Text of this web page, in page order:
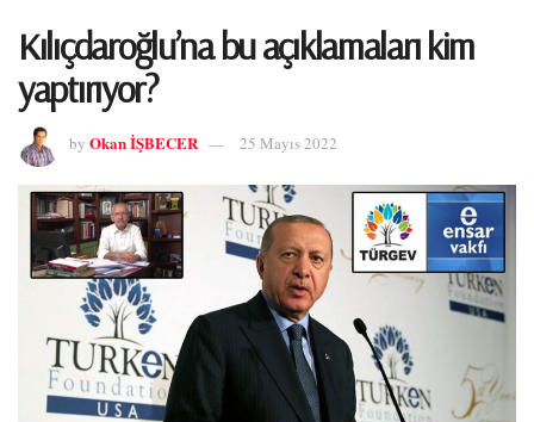
Kılıçdaroğlu’na bu açıklamaları kim
yaptırıyor?
by Okan İŞBECER 25 Mayıs 2022